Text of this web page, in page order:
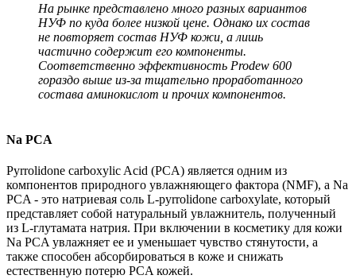
На рынке представлено много разных вариантов
НУФ по куда более низкой цене. Однако их состав
не повторяет состав НУФ кожи, а лишь
частично содержит его компоненты.
Соответственно эффективность Prodew 600
гораздо выше из-за тщательно проработанного
состава аминокислот и прочих компонентов.
Na PCA
Pyrrolidone carboxylic Acid (PCA) является одним из
компонентов природного увлажняющего фактора (NMF), а Na
PCA - это натриевая соль L-pyrrolidone carboxylate, который
представляет собой натуральный увлажнитель, полученный
из L-глутамата натрия. При включении в косметику для кожи
Na PCA увлажняет ее и уменьшает чувство стянутости, а
также способен абсорбироваться в коже и снижать
естественную потерю PCA кожей.